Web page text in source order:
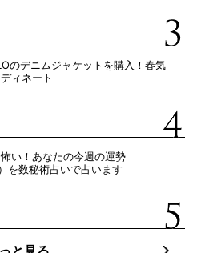
のデニムジャケットを購入！春気
ィネート
い！あなたの今週の運勢
を数秘術占いで占います